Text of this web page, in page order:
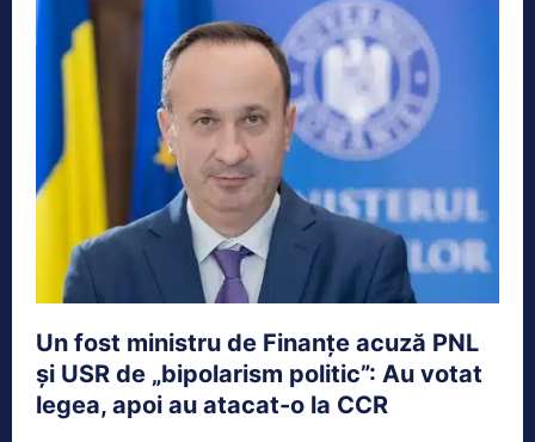
Un fost ministru de Finanțe acuză PNL
și USR de „bipolarism politic”: Au votat
legea, apoi au atacat-o la CCR